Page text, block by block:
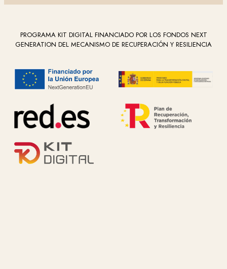
PROGRAMA KIT DIGITAL FINANCIADO POR LOS FONDOS NEXT
GENERATION DEL MECANISMO DE RECUPERACIÓN Y RESILIENCIA